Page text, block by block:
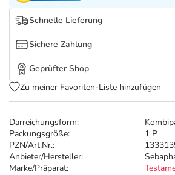
Darreichungsform:
Packungsgröße:
1 P
PZN/Art.Nr.:
Anbieter/Hersteller:
Marke/Präparat:
Schnelle Lieferung
Sichere Zahlung
Geprüfter Shop
Zu meiner Favoriten-Liste hinzufügen